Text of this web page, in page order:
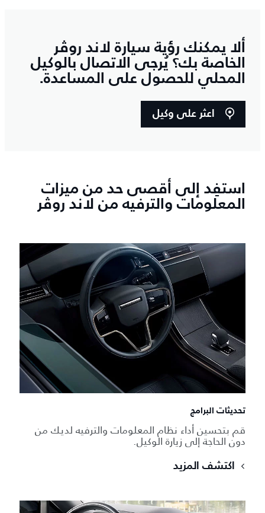
ألا يمكنك رؤية سيارة لاند روڤر
الخاصة بك؟ يُرجى الاتصال بالوكيل
المحلي للحصول على المساعدة.
اعثر على وكيل
استفِد إلى أقصى حد من ميزات
المعلومات والترفيه من لاند روڤر
تحديثات البرامج
قم بتحسين أداء نظام المعلومات والترفيه لديك من
دون الحاجة إلى زيارة الوكيل.
اكتشف المزيد